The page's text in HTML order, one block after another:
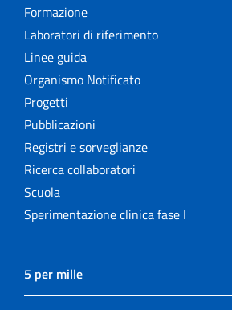
Formazione
Laboratori di riferimento
Linee guida
Organismo Notificato
Progetti
Pubblicazioni
Registri e sorveglianze
Ricerca collaboratori
Scuola
Sperimentazione clinica fase I
5 per mille